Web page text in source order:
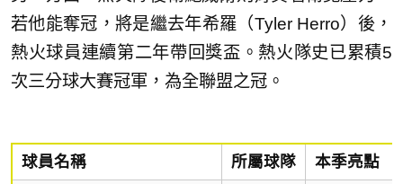
若他能奪冠，將是繼去年希羅（Tyler Herro）後，
熱火球員連續第二年帶回獎盃。熱火隊史已累積5
次三分球大賽冠軍，為全聯盟之冠。
球員名稱 所屬球隊 本季亮點